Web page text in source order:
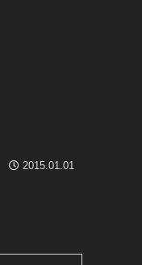
2015.01.01